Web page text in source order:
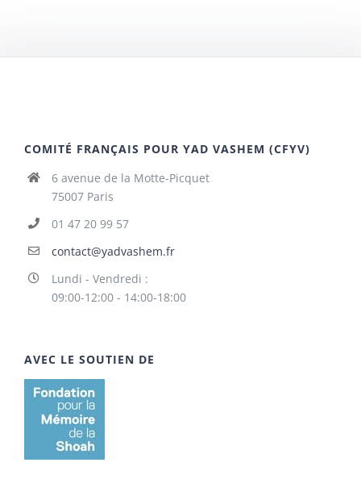
COMITÉ FRANÇAIS POUR YAD VASHEM (CFYV)
6 avenue de la Motte-Picquet
75007 Paris
01 47 20 99 57
contact@yadvashem.fr
Lundi - Vendredi :
09:00-12:00 - 14:00-18:00
AVEC LE SOUTIEN DE